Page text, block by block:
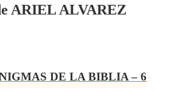
ARIEL ALVAREZ
DE LA BIBLIA – 6